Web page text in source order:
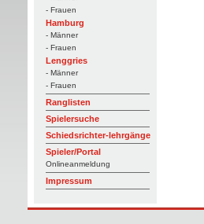
- Frauen
Hamburg
- Männer
- Frauen
Lenggries
- Männer
- Frauen
Ranglisten
Spielersuche
Schiedsrichter-lehrgänge
Spieler/Portal
Onlineanmeldung
Impressum